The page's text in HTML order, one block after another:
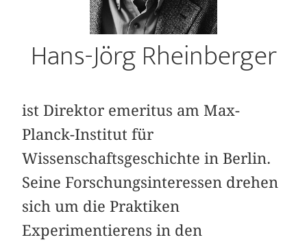
Hans-Jörg Rheinberger
ist Direktor emeritus am Max-
Planck-Institut für
Wissenschaftsgeschichte in Berlin.
Seine Forschungsinteressen drehen
sich um die Praktiken
Experimentierens in den